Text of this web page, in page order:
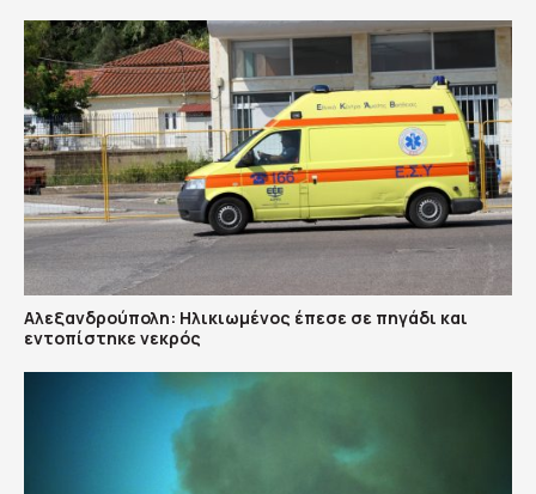
Αλεξανδρούπολη: Ηλικιωμένος έπεσε σε πηγάδι και
εντοπίστηκε νεκρός